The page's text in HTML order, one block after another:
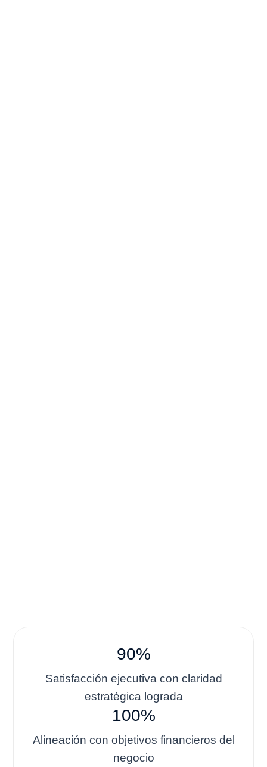
90%
Satisfacción ejecutiva con claridad
estratégica lograda
100%
Alineación con objetivos financieros del
negocio